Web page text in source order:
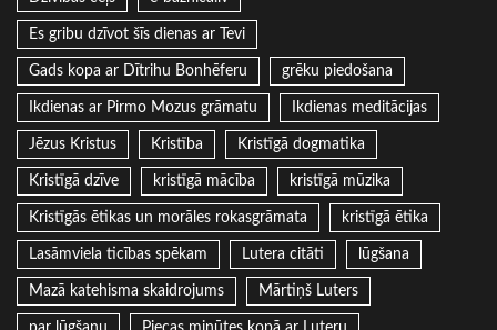
Es gribu dzīvot šīs dienas ar Tevi
Gads kopa ar Dītrihu Bonhēferu grēku piedošana
Ikdienas ar Pirmo Mozus grāmatu Ikdienas meditācijas
Jēzus Kristus Kristība Kristīgā dogmatika
Kristīgā dzīve kristīgā mācība kristīgā mūzika
Kristīgās ētikas un morāles rokasgrāmata kristīgā ētika
Lasāmviela ticības spēkam Lutera citāti lūgšana
Mazā katehisma skaidrojums Mārtiņš Luters